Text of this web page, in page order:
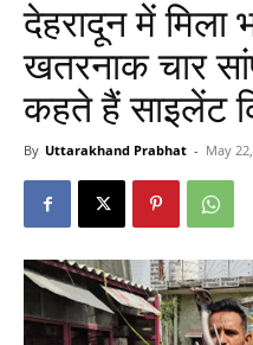
देहरादून में
खतरनाक चार
कहते हैं साइलेंट
By Uttarakhand Prabhat - May